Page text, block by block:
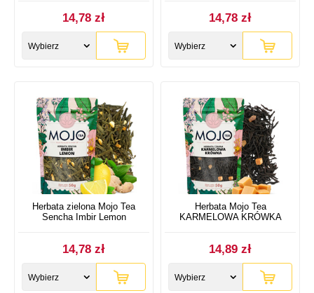
14,78 zł
Wybierz
14,78 zł
Wybierz
Herbata zielona Mojo Tea
Sencha Imbir Lemon
14,78 zł
Wybierz
Herbata Mojo Tea
KARMELOWA KRÓWKA
14,89 zł
Wybierz